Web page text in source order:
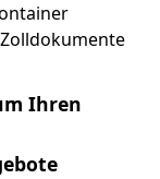
Ihren